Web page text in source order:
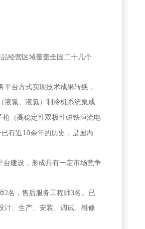
经营区域覆盖全国二十几个
台方式实现技术成果转换，
液氮、液氦）制冷机系统集成
（高稳定性双极性磁铁恒流电
有近10余年的历史，是国内
台建设，形成具有一定市场竞争
2名，售后服务工程师3名。已
计、生产、安装、调试、维修